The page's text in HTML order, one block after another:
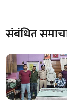
संबंधित